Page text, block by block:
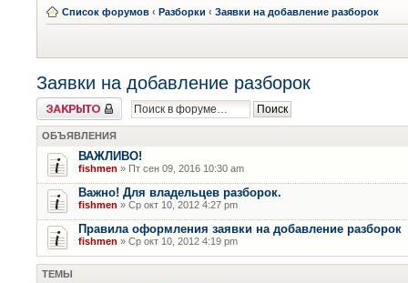
Список форумов ‹ Разборки ‹ Заявки на добавление разборок
Заявки на добавление разборок
Форум закрыт
ОБЪЯВЛЕНИЯ
ВАЖЛИВО!
fishmen » Пт сен 09, 2016 10:30 am
Важно! Для владельцев разборок.
fishmen » Ср окт 10, 2012 4:27 pm
Правила оформления заявки на добавление разборок
fishmen » Ср окт 10, 2012 4:19 pm
ТЕМЫ